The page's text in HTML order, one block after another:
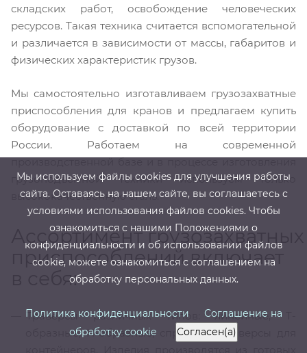
складских работ, освобождение человеческих
ресурсов. Такая техника считается вспомогательной
и различается в зависимости от массы, габаритов и
физических характеристик грузов.
Мы самостоятельно изготавливаем грузозахватные
приспособления для кранов и предлагаем купить
оборудование с доставкой по всей территории
России. Работаем на современной
грузоподъемной техники используем только
высококачественную сталь.
Ассортимент грузозахватных
приспособлений включает
в себя:
Траверсы различных типов: линейные, Т-
образные, Н-образные, спредеры, траверсы для
Мы используем файлы cооkies для улучшения работы
сайта. Оставаясь на нашем сайте, вы соглашаетесь с
условиями использования файлов cооkies. Чтобы
ознакомиться с нашими Положениями о
конфиденциальности и об использовании файлов
cookie, можете ознакомиться с соглашением на
обработку персональных данных.
Политика конфиденциальности
Соглашение на
обработку cookie
Согласен(а)